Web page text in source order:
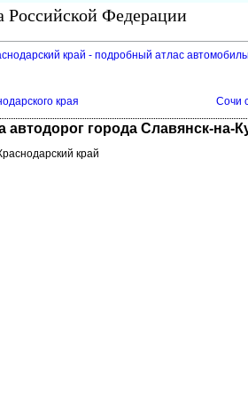
Российской Федерации
край - подробный атлас
края Сочи
города Славянск-на-
край